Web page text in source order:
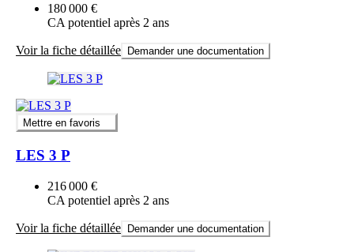
180 000 €
CA potentiel après 2 ans
Voir la fiche détaillée Demander une documentation
Mettre en favoris
LES 3 P
216 000 €
CA potentiel après 2 ans
Voir la fiche détaillée Demander une documentation